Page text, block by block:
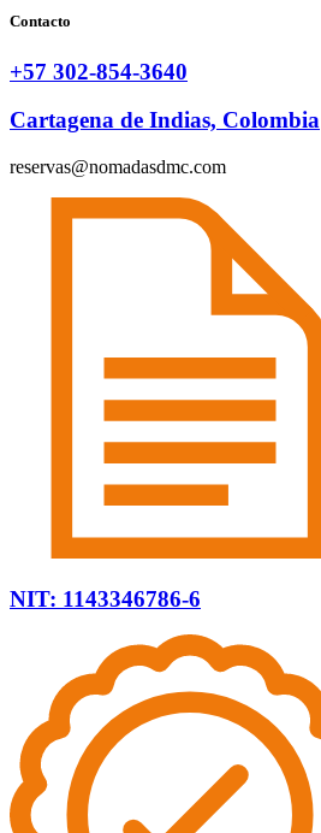
Contacto
+57 302-854-3640
Cartagena de Indias, Colombia
reservas@nomadasdmc.com
NIT: 1143346786-6